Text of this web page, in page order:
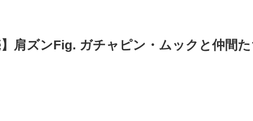
】肩ズンFig. ガチャピン・ムックと仲間